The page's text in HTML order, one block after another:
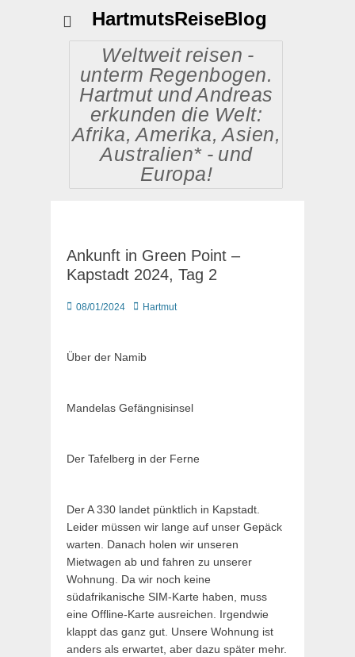
HartmutsReiseBlog
Weltweit reisen -
unterm Regenbogen.
Hartmut und Andreas
erkunden die Welt:
Afrika, Amerika, Asien,
Australien* - und
Europa!
Ankunft in Green Point –
Kapstadt 2024, Tag 2
Posted
08/01/2024 AutorHartmut
Über der Namib
Mandelas Gefängnisinsel
Der Tafelberg in der Ferne
Der A 330 landet pünktlich in Kapstadt.
Leider müssen wir lange auf unser Gepäck
warten. Danach holen wir unseren
Mietwagen ab und fahren zu unserer
Wohnung. Da wir noch keine
südafrikanische SIM-Karte haben, muss
eine Offline-Karte ausreichen. Irgendwie
klappt das ganz gut. Unsere Wohnung ist
anders als erwartet, aber dazu später mehr.